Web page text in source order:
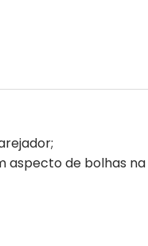
de bolhas